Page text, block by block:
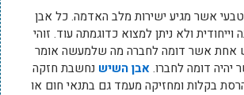
אשר מגיע ישירות מלב האדמה. כל אבן
ולא ניתן למצוא כדוגמתה עוד. זוהי
אחת אשר דומה לחברה מה שלמעשה אומר
דומה לחברו.אבן השיש נחשבת חזקה
בקלות ומחזיקה מעמד גם בתנאי חום או